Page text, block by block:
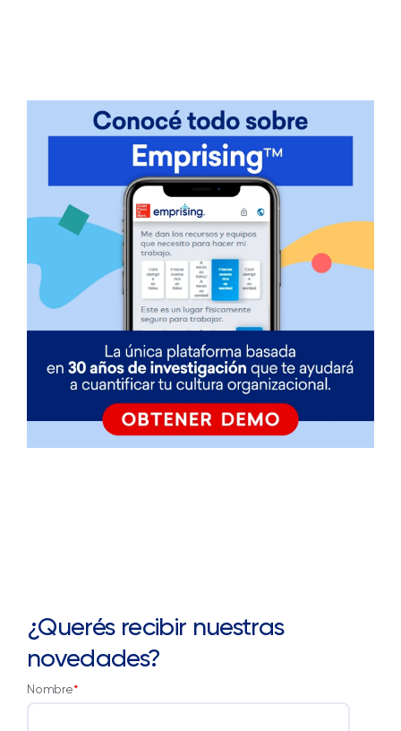
¿Querés recibir nuestras
novedades?
Nombre*